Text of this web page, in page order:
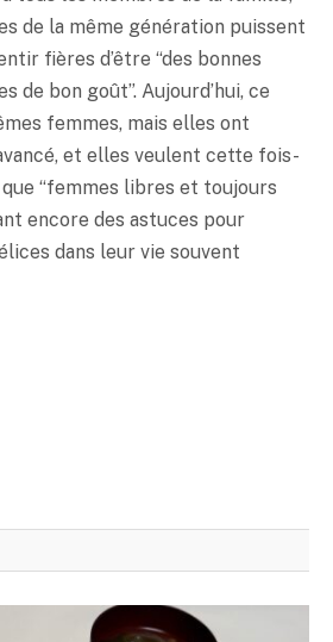
de la même génération puissent
fières d’être “des bonnes
de bon goût”. Aujourd’hui, ce
femmes, mais elles ont
et elles veulent cette fois-
“femmes libres et toujours
encore des astuces pour
dans leur vie souvent